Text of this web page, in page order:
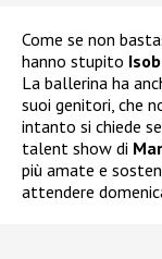
Come se non
hanno stupito
La ballerina ha
suoi genitori, che
intanto si chiede
talent show di
più amate e
attendere